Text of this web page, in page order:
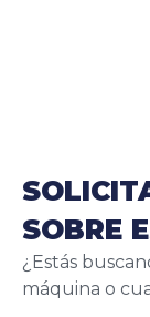
SOBRE
¿Estás
máquina o